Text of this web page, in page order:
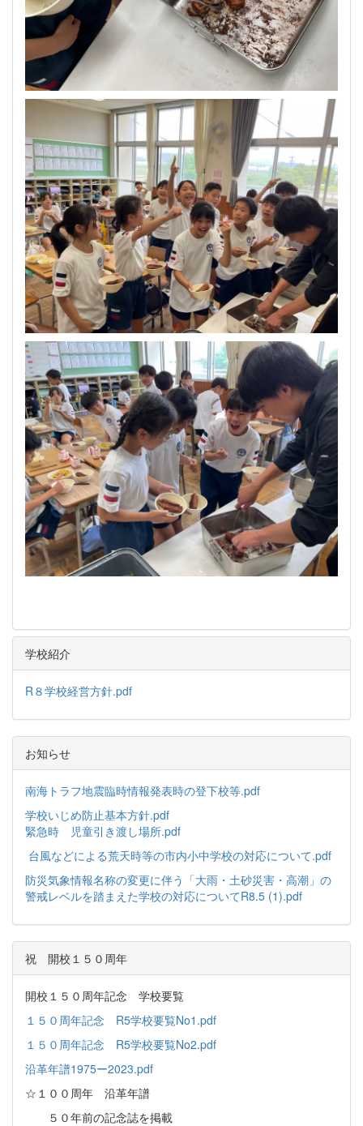
学校紹介
R８学校経営方針.pdf
お知らせ
南海トラフ地震臨時情報発表時の登下校等.pdf
学校いじめ防止基本方針.pdf
緊急時 児童引き渡し場所.pdf
台風などによる荒天時等の市内小中学校の対応について.pdf
防災気象情報名称の変更に伴う「大雨・土砂災害・高潮」の
警戒レベルを踏まえた学校の対応についてR8.5 (1).pdf
祝 開校１５０周年
開校１５０周年記念 学校要覧
１５０周年記念 R5学校要覧No1.pdf
１５０周年記念 R5学校要覧No2.pdf
沿革年譜1975ー2023.pdf
☆１００周年 沿革年譜
５０年前の記念誌を掲載